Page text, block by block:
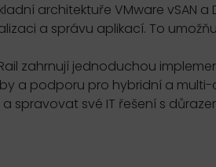
architektuře VMware vSAN
a správu aplikací. To
zahrnují jednoduchou
a podporu pro hybridní a
spravovat své IT řešení s